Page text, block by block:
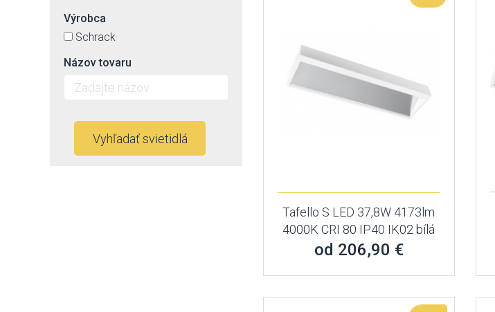
Tafello S LED 37,8W 4173lm
4000K CRI 80 IP40 IK02 bílá
od 206,90 €
Výrobca
Schrack
Názov tovaru
Vyhľadať svietidlá